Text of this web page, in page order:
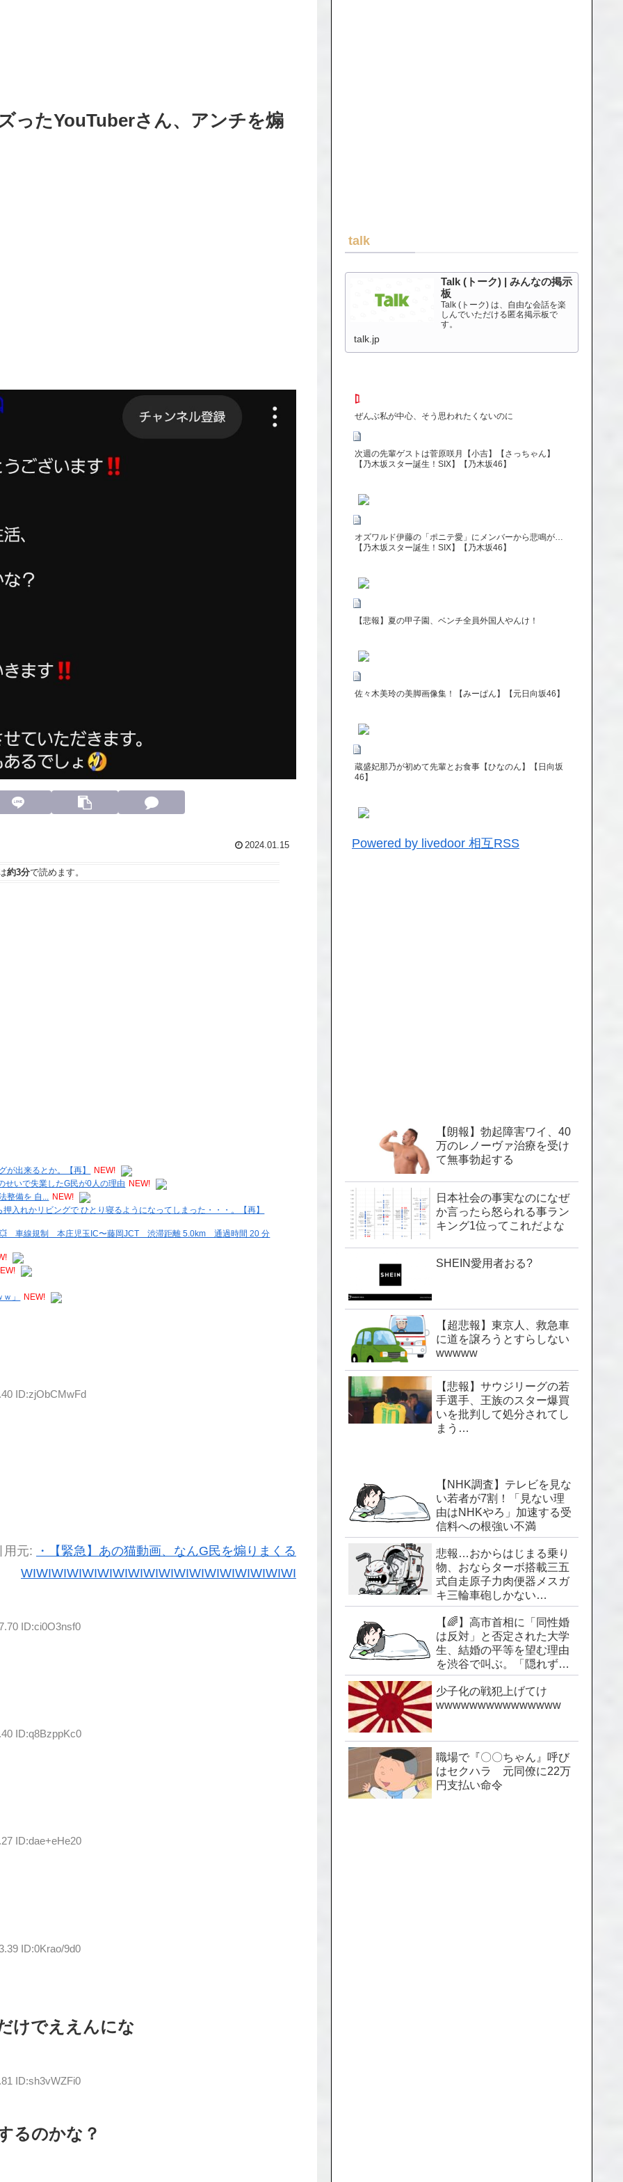
ったYouTuberさん、アンチを煽
2024.01.15
約3分で読めます。
が出来るとか。【再】
NEW!
いで失業したG民が0人の理由 NEW!
整備を 自... NEW!
入れかリビングで ひとり寝るようになってしまった・・・。【再】
車線規制 本庄児玉IC〜藤岡JCT 渋滞距離 5.0km 通過時間 20 分
」 NEW!
ID:zjObCMwFd
用元:
・【緊急】あの猫動画、なんG民を煽りまくる
WIWIWIWIWIWIWIWIWIWIWIWIWIWIWIWIWIWI
ID:ci0O3nsf0
ID:q8BzppKc0
ID:dae+eHe20
ID:0Krao/9d0
けでええんにな
ID:sh3vWZFi0
るのかな？
talk
Talk (トーク) | みんなの掲示
板
Talk (トーク) は、自由な会話を楽
しんでいただける匿名掲示板で
す。
talk.jp
ぜんぶ私が中心、そう思われたくないのに
次週の先輩ゲストは菅原咲月【小吉】【さっちゃん】
【乃木坂スター誕生！SIX】【乃木坂46】
オズワルド伊藤の「ポニテ愛」にメンバーから悲鳴が…
【乃木坂スター誕生！SIX】【乃木坂46】
【悲報】夏の甲子園、ベンチ全員外国人やんけ！
佐々木美玲の美脚画像集！【みーぱん】【元日向坂46】
蔵盛妃那乃が初めて先輩とお食事【ひなのん】【日向坂
46】
Powered by livedoor 相互RSS
【朗報】勃起障害ワイ、40
万のレノーヴァ治療を受け
て無事勃起する
日本社会の事実なのになぜ
か言ったら怒られる事ラン
キング1位ってこれだよな
SHEIN愛用者おる?
【超悲報】東京人、救急車
に道を譲ろうとすらしない
wwwww
【悲報】サウジリーグの若
手選手、王族のスター爆買
いを批判して処分されてし
まう…
【NHK調査】テレビを見な
い若者が7割！「見ない理
由はNHKやろ」加速する受
信料への根強い不満
悲報…おからはじまる乗り
物、おならターボ搭載三五
式自走原子力肉便器メスガ
キ三輪車砲しかない…
【🌈】高市首相に「同性婚
は反対」と否定された大学
生、結婚の平等を望む理由
を渋谷で叫ぶ。「隠れずに
生きられる社会を」
少子化の戦犯上げてけ
wwwwwwwwwwwwwww
職場で『〇〇ちゃん』呼び
はセクハラ 元同僚に22万
円支払い命令